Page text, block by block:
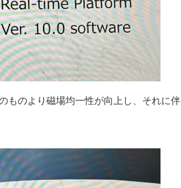
ものより磁場均一性が向上し、それに伴